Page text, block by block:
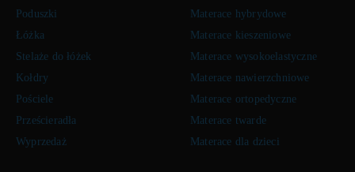
Poduszki
Łóżka
Stelaże do łóżek
Kołdry
Pościele
Prześcieradła
Wyprzedaż
Materace hybrydowe
Materace kieszeniowe
Materace wysokoelastyczne
Materace nawierzchniowe
Materace ortopedyczne
Materace twarde
Materace dla dzieci